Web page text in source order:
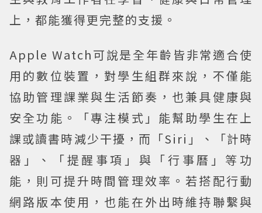
上，都能獲得更完整的支援。
Apple Watch可說是全年齡皆非常適合使
用的數位裝置，對學生組群來說，不僅能
協助管理課業與生活節奏，也兼具健康與
安全功能。「專注模式」能幫助學生在上
課或讀書時減少干擾，而「Siri」、「計時
器」、「提醒事項」與「行事曆」等功
能，則可提升時間管理效率。若搭配行動
網路版本使用，也能在外出時維持聯繫與